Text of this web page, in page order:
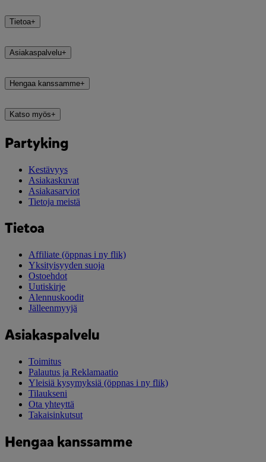
Tietoa+
Asiakaspalvelu+
Hengaa kanssamme+
Katso myös+
Partyking
Kestävyys
Asiakaskuvat
Asiakasarviot
Tietoja meistä
Tietoa
Affiliate (öppnas i ny flik)
Yksityisyyden suoja
Ostoehdot
Uutiskirje
Alennuskoodit
Jälleenmyyjä
Asiakaspalvelu
Toimitus
Palautus ja Reklamaatio
Yleisiä kysymyksiä (öppnas i ny flik)
Tilaukseni
Ota yhteyttä
Takaisinkutsut
Hengaa kanssamme